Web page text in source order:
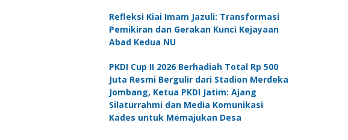
Refleksi Kiai Imam Jazuli: Transformasi
Pemikiran dan Gerakan Kunci Kejayaan
Abad Kedua NU
PKDI Cup II 2026 Berhadiah Total Rp 500
Juta Resmi Bergulir dari Stadion Merdeka
Jombang, Ketua PKDI Jatim: Ajang
Silaturrahmi dan Media Komunikasi
Kades untuk Memajukan Desa